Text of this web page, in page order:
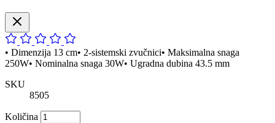
• Dimenzija 13 cm• 2-sistemski zvučnici• Maksimalna snaga
250W• Nominalna snaga 30W• Ugradna dubina 43.5 mm
SKU
8505
Količina